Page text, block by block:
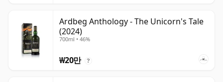
Ardbeg Anthology - The Unicorn's Tale
(2024)
700ml • 46%
₩20만 ?